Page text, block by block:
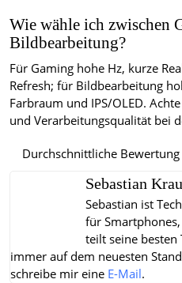
Wie wähle ich zwischen
Bildbearbeitung?
Für Gaming hohe Hz, kurze
Refresh; für Bildbearbeitung
Farbraum und IPS/OLED.
und Verarbeitungsqualität bei
Durchschnittliche Bewertung
Sebastian
Sebastian ist
für
teilt seine besten
immer auf dem neuesten
schreibe mir eine E-Mail.